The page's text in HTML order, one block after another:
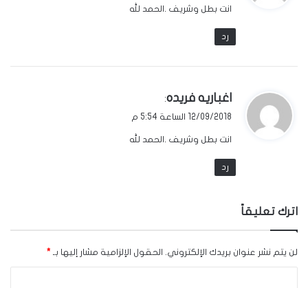
لانت بطل وشريف .الحمد لله
رد
ي
ق
ل
اغباريه فريده:
12/09/2018 الساعة 5:54 م
انت بطل وشريف .الحمد لله
رد
اترك تعليقاً
لن يتم نشر عنوان بريدك الإلكتروني. الحقول الإلزامية مشار إليها بـ *